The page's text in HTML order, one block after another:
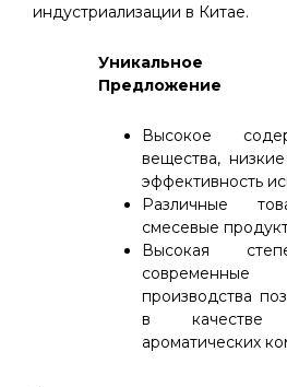
индустриализации в Китае.
Уникальное
Предложение
Высокое
вещества,
эффективность
Различные
смесевые
Высокая
производства
в качестве
ароматических